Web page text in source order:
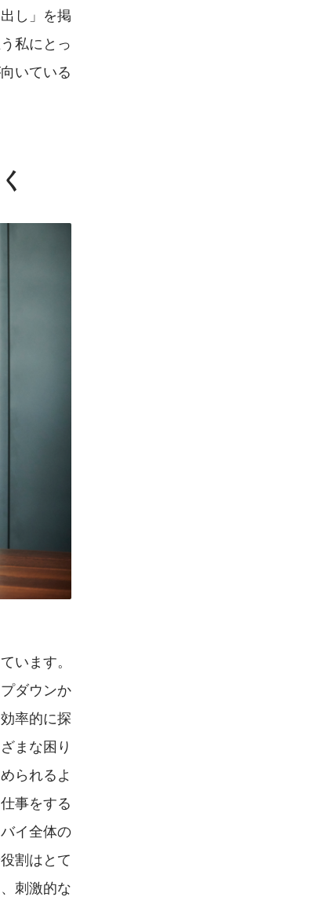
し」を掲
私にとっ
いている
います。
ダウンか
率的に探
まな困り
られるよ
事をする
イ全体の
割はとて
刺激的な